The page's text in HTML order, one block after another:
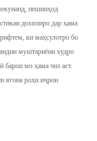
пешниҳод
дохилиро дар ҳама
ки маҳсулотро бо
муштариёни худро
барои мо ҳама чиз аст.
ягона роҳи иҷрои